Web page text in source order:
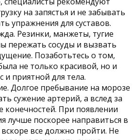
на запястья и не забывать
упражнения для суставов.
Резинки, манжеты, тугие
пережать сосуды и вызвать
Позаботьтесь о том,
не только красивой, но и
и приятной для тела.
Долгое пребывание на морозе
сужение артерий, а вслед за
конечностей. При появлении
лучше поскорее направиться в
все должно пройти. Не